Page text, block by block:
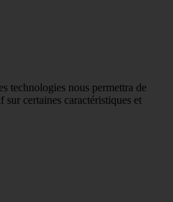
technologies nous permettra de
certaines caractéristiques et